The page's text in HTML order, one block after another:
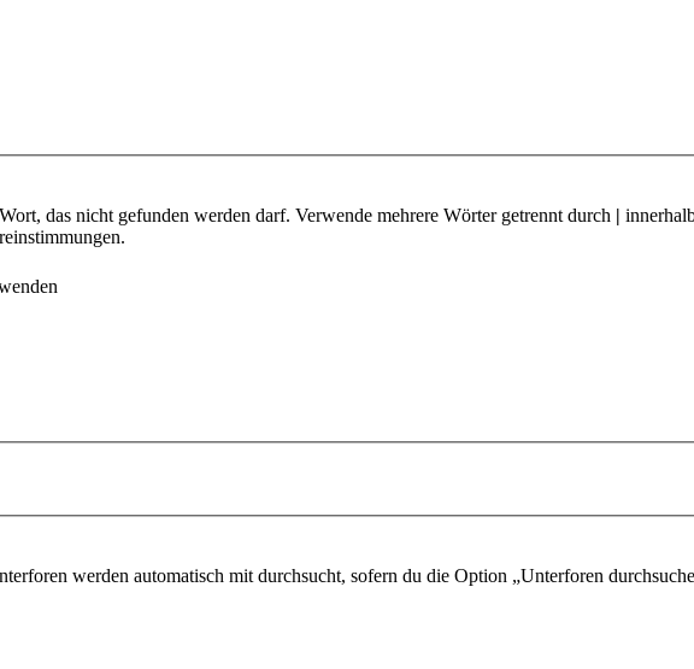
das nicht gefunden werden darf. Verwende mehrere Wörter getrennt durch |
werden automatisch mit durchsucht, sofern du die Option „Unterforen